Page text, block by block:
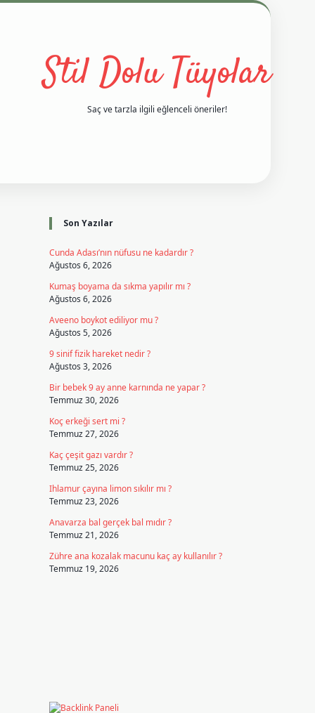
Stil Dolu Tüyolar
Saç ve tarzla ilgili eğlenceli öneriler!
Sidebar
Son Yazılar
Cunda Adası’nın nüfusu ne kadardır ?
Ağustos 6, 2026
Kumaş boyama da sıkma yapılır mı ?
Ağustos 6, 2026
Aveeno boykot ediliyor mu ?
Ağustos 5, 2026
9 sinif fizik hareket nedir ?
Ağustos 3, 2026
Bir bebek 9 ay anne karnında ne yapar ?
Temmuz 30, 2026
Koç erkeği sert mi ?
Temmuz 27, 2026
Kaç çeşit gazı vardır ?
Temmuz 25, 2026
Ihlamur çayına limon sıkılır mı ?
Temmuz 23, 2026
Anavarza bal gerçek bal mıdır ?
Temmuz 21, 2026
Zühre ana kozalak macunu kaç ay kullanılır ?
Temmuz 19, 2026